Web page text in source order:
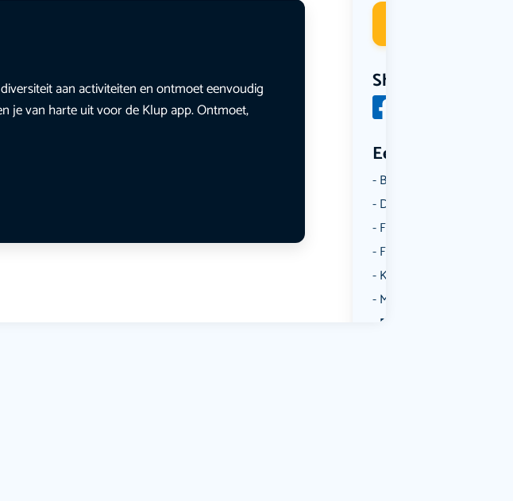
Share
Een aantal
Borrelen
Dansen
Fietsen
Film
Kunst & Cultuur
Muziek
Bekijk alle categorieën
aan activiteiten en ontmoet eenvoudig
je van harte uit voor de Klup app. Ontmoet,